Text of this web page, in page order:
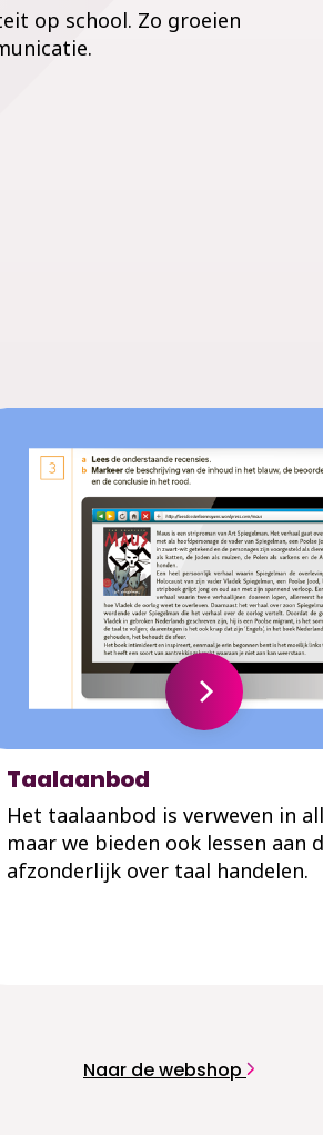
op school. Zo groeien
Taalaanbod
Het taalaanbod is verweven in
maar we bieden ook lessen aan
afzonderlijk over taal handelen.
Naar de webshop